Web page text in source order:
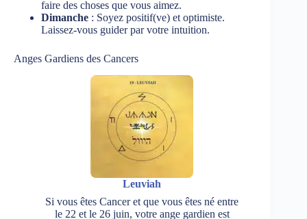
faire des choses que vous aimez.
Dimanche : Soyez positif(ve) et optimiste.
Laissez-vous guider par votre intuition.
Anges Gardiens des Cancers
Leuviah
Si vous êtes Cancer et que vous êtes né entre
le 22 et le 26 juin, votre ange gardien est